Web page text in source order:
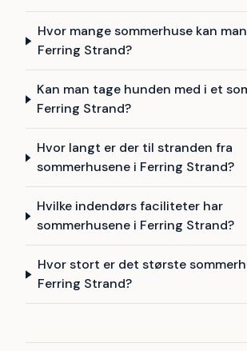
Hvor mange sommerhuse kan
Ferring Strand?
Kan man tage hunden med i et
Ferring Strand?
Hvor langt er der til stranden fra
sommerhusene i Ferring Strand?
Hvilke indendørs faciliteter har
sommerhusene i Ferring Strand?
Hvor stort er det største
Ferring Strand?